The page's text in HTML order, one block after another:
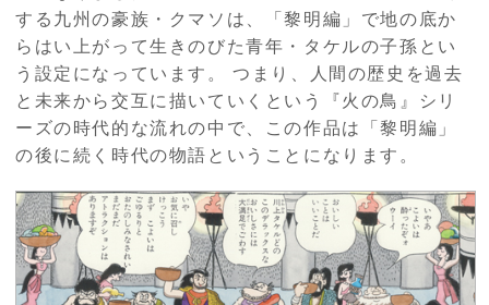
する九州の豪族・クマソは、「黎明編」で地の底か
らはい上がって生きのびた青年・タケルの子孫とい
う設定になっています。 つまり、人間の歴史を過去
と未来から交互に描いていくという『火の鳥』シリ
ーズの時代的な流れの中で、この作品は「黎明編」
の後に続く時代の物語ということになります。